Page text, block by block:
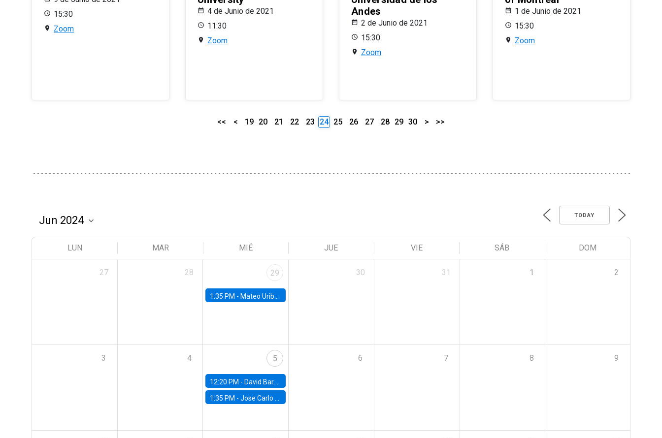
15:30
Zoom
4 de Junio de 2021
11:30
Zoom
Andes
2 de Junio de 2021
15:30
Zoom
1 de Junio de 2021
15:30
Zoom
<< < 19 20 21 22 23 24 25 26 27 28 29 30 > >>
TODAY
LUN MAR MIÉ JUE VIE SÁB DOM
27 28 29
1:35 PM - Mateo Uribe-Castro, Universidad de los Andes (Colombia)
30 31 1 2
3 4 5
12:20 PM - David Bardey, Universidad de los Andes - CEDE
1:35 PM -Jose Carlo Bermudez, UC (ME) & World Bank
6 7 8 9